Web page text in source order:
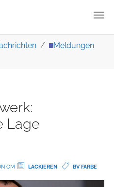
Meldungen
Lage
OM LACKIEREN BV FARBE